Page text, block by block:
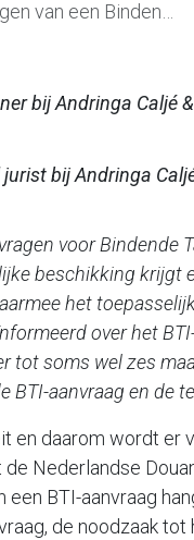
Tarief Inlichting (BTI)
bij Andringa
bij Andringa
voor Bindende
beschikking krijgt
het
over het
tot soms wel zes
BTI-aanvraag en de
en daarom wordt er
Nederlandse
een BTI-aanvraag
de noodzaak